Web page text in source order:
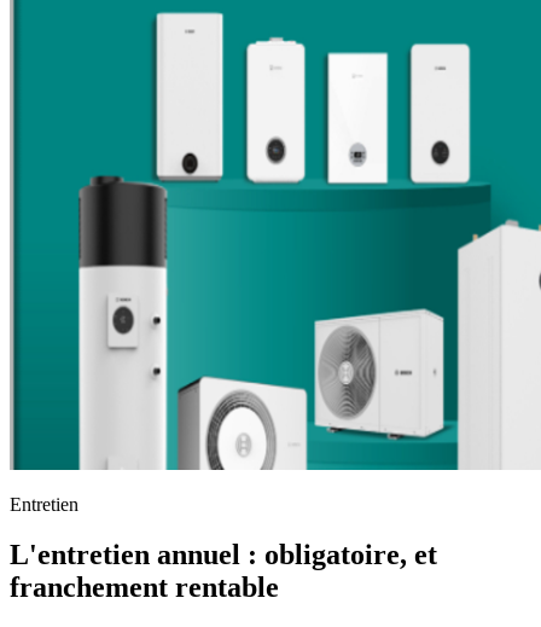
Entretien
L'entretien annuel : obligatoire, et
franchement rentable